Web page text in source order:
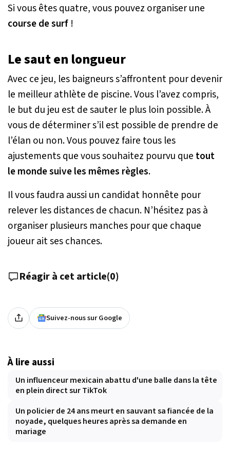
Si vous êtes quatre, vous pouvez organiser une
course de surf !
Le saut en longueur
Avec ce jeu, les baigneurs s’affrontent pour devenir
le meilleur athlète de piscine. Vous l’avez compris,
le but du jeu est de sauter le plus loin possible. À
vous de déterminer s’il est possible de prendre de
l’élan ou non. Vous pouvez faire tous les
ajustements que vous souhaitez pourvu que tout
le monde suive les mêmes règles.
Il vous faudra aussi un candidat honnête pour
relever les distances de chacun. N’hésitez pas à
organiser plusieurs manches pour que chaque
joueur ait ses chances.
Réagir à cet article(0)
Suivez-nous sur Google
À lire aussi
Un influenceur mexicain abattu d'une balle dans la tête
en plein direct sur TikTok
Un policier de 24 ans meurt en sauvant sa fiancée de la
noyade, quelques heures après sa demande en
mariage